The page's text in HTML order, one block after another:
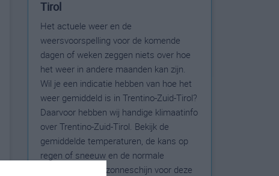
Tirol
Het actuele weer en de
weersvoorspelling voor de komende
dagen of weken zeggen niets over hoe
het weer in andere maanden kan zijn.
Wil je een indicatie hebben van hoe het
weer gemiddeld is in Trentino-Zuid-Tirol?
Daarvoor hebben wij handige klimaatinfo
over Trentino-Zuid-Tirol. Bekijk de
gemiddelde temperaturen, de kans op
regen of sneeuw en de normale
hoeveelheid aan zonneschijn voor deze